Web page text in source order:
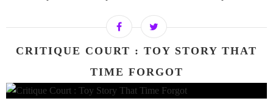
CRITIQUE COURT : TOY STORY THAT
TIME FORGOT